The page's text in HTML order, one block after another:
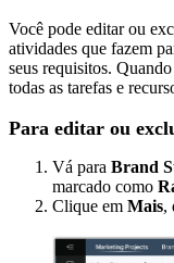
Você pode editar ou
atividades que fazem
seus requisitos.
todas as tarefas e
Para editar ou
Vá para Brand
marcado como
Clique em Mais,